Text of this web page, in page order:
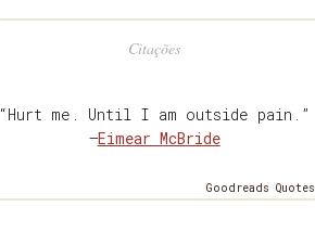
Citações
“Hurt me. Until I am outside pain.”
—Eimear McBride
Goodreads Quotes